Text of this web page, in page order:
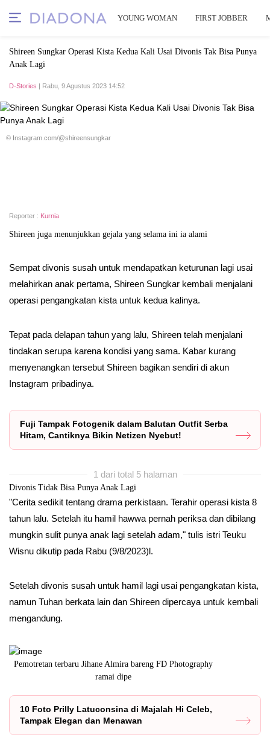
YOUNG WOMAN FIRST JOBBER
Shireen Sungkar Operasi Kista Kedua Kali Usai Divonis Tak Bisa Punya
Anak Lagi
D-Stories | Rabu, 9 Agustus 2023 14:52
© Instagram.com/@shireensungkar
Reporter : Kurnia
Shireen juga menunjukkan gejala yang selama ini ia alami
Sempat divonis susah untuk mendapatkan keturunan lagi usai
melahirkan anak pertama, Shireen Sungkar kembali menjalani
operasi pengangkatan kista untuk kedua kalinya.
Tepat pada delapan tahun yang lalu, Shireen telah menjalani
tindakan serupa karena kondisi yang sama. Kabar kurang
menyenangkan tersebut Shireen bagikan sendiri di akun
Instagram pribadinya.
Fuji Tampak Fotogenik dalam Balutan Outfit Serba
Hitam, Cantiknya Bikin Netizen Nyebut!
1 dari total 5 halaman
Divonis Tidak Bisa Punya Anak Lagi
"Cerita sedikit tentang drama perkistaan. Terahir operasi kista 8
tahun lalu. Setelah itu hamil hawwa pernah periksa dan dibilang
mungkin sulit punya anak lagi setelah adam," tulis istri Teuku
Wisnu dikutip pada Rabu (9/8/2023)l.
Setelah divonis susah untuk hamil lagi usai pengangkatan kista,
namun Tuhan berkata lain dan Shireen dipercaya untuk kembali
mengandung.
Pemotretan terbaru Jihane Almira bareng FD Photography
ramai dipe
10 Foto Prilly Latuconsina di Majalah Hi Celeb,
Tampak Elegan dan Menawan